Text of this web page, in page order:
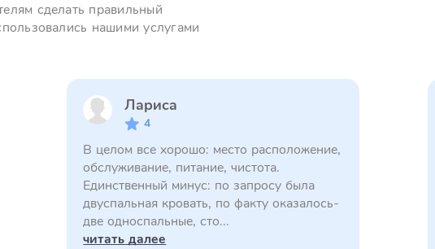
сделать правильный
нашими услугами
Лариса
4
В целом все хорошо: место расположение,
обслуживание, питание, чистота.
Единственный минус: по запросу была
двуспальная кровать, по факту оказалось-
две односпальные, сто...
читать далее